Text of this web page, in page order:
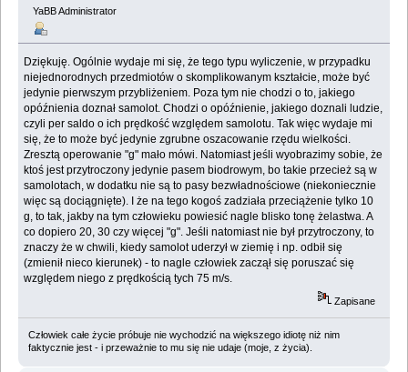
YaBB Administrator
Dziękuję. Ogólnie wydaje mi się, że tego typu wyliczenie, w przypadku
niejednorodnych przedmiotów o skomplikowanym kształcie, może być
jedynie pierwszym przybliżeniem. Poza tym nie chodzi o to, jakiego
opóźnienia doznał samolot. Chodzi o opóźnienie, jakiego doznali ludzie,
czyli per saldo o ich prędkość względem samolotu. Tak więc wydaje mi
się, że to może być jedynie zgrubne oszacowanie rzędu wielkości.
Zresztą operowanie "g" mało mówi. Natomiast jeśli wyobrazimy sobie, że
ktoś jest przytroczony jedynie pasem biodrowym, bo takie przecież są w
samolotach, w dodatku nie są to pasy bezwładnościowe (niekoniecznie
więc są dociągnięte). I że na tego kogoś zadziała przeciążenie tylko 10
g, to tak, jakby na tym człowieku powiesić nagle blisko tonę żelastwa. A
co dopiero 20, 30 czy więcej "g". Jeśli natomiast nie był przytroczony, to
znaczy że w chwili, kiedy samolot uderzył w ziemię i np. odbił się
(zmienił nieco kierunek) - to nagle człowiek zaczął się poruszać się
względem niego z prędkością tych 75 m/s.
Zapisane
Człowiek całe życie próbuje nie wychodzić na większego idiotę niż nim
faktycznie jest - i przeważnie to mu się nie udaje (moje, z życia).